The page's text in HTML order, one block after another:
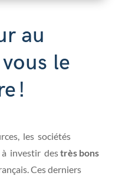
au
le
!
les sociétés
investir destrès bons
Ces derniers